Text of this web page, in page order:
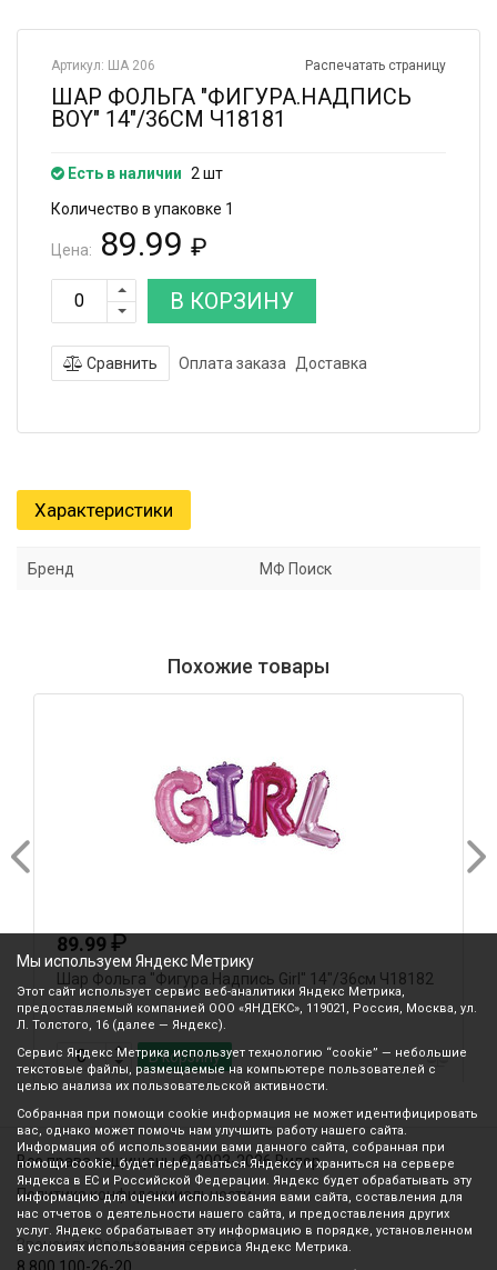
Распечатать страницу
Артикул: ША 206
ШАР ФОЛЬГА "ФИГУРА.НАДПИСЬ
BOY" 14"/36СМ Ч18181
Есть в наличии 2 шт
Количество в упаковке 1
Цена: 89.99 ₽
В КОРЗИНУ
Сравнить Оплата заказа Доставка
Характеристики
Бренд МФ Поиск
Похожие товары
89.99₽
Шар Фольга "Фигура.Надпись Girl" 14"/36см Ч18182
В корзину
Все права защищены © 2003-2026 Вилор
Политика конфиденциальности
Звонок по России бесплатный
Мы используем Яндекс Метрику
Этот сайт использует сервис веб-аналитики Яндекс Метрика,
предоставляемый компанией ООО «ЯНДЕКС», 119021, Россия, Москва, ул.
Л. Толстого, 16 (далее — Яндекс).
Сервис Яндекс Метрика использует технологию “cookie” — небольшие
текстовые файлы, размещаемые на компьютере пользователей с
целью анализа их пользовательской активности.
Собранная при помощи cookie информация не может идентифицировать
вас, однако может помочь нам улучшить работу нашего сайта.
Информация об использовании вами данного сайта, собранная при
помощи cookie, будет передаваться Яндексу и храниться на сервере
Яндекса в ЕС и Российской Федерации. Яндекс будет обрабатывать эту
информацию для оценки использования вами сайта, составления для
нас отчетов о деятельности нашего сайта, и предоставления других
услуг. Яндекс обрабатывает эту информацию в порядке, установленном
в условиях использования сервиса Яндекс Метрика.